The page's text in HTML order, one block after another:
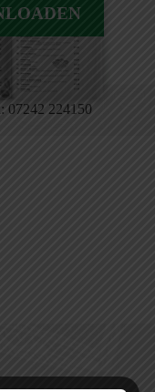
07242 224150